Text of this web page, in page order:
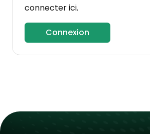
connecter ici.
Connexion